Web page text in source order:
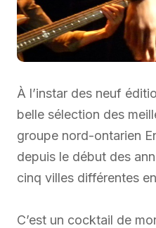
À l’instar des neuf
belle sélection des
groupe nord-ontarien
depuis le début des
cinq villes différentes
C’est un cocktail de